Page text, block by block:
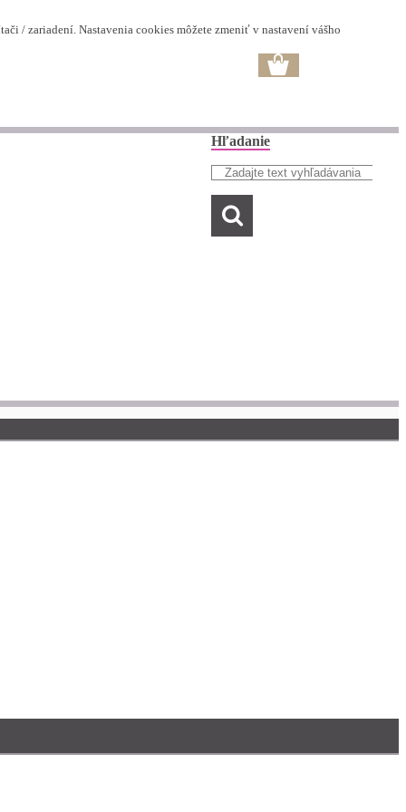
/ zariadení. Nastavenia cookies môžete zmeniť v nastavení vášho
Hľadanie